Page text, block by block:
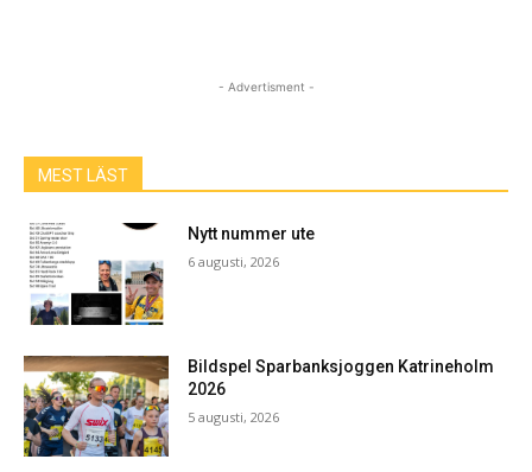
- Advertisment -
MEST LÄST
Nytt nummer ute
6 augusti, 2026
Bildspel Sparbanksjoggen Katrineholm
2026
5 augusti, 2026